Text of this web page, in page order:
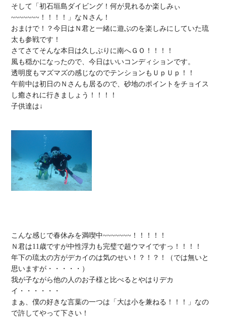
そして「初石垣島ダイビング！何が見れるか楽しみぃ
~~~~~~~！！！！」なＮさん！
おまけで！？今日はＮ君と一緒に遊ぶのを楽しみにしていた琉
太も参戦です！
さてさてそんな本日は久しぶりに南へＧＯ！！！！
風も穏かになったので、今日はいいコンディションです。
透明度もマズマズの感じなのでテンションもＵｐＵｐ！！
午前中は初日のＮさんも居るので、砂地のポイントをチョイス
し癒されに行きましょう！！！！
子供達は↓
こんな感じで春休みを満喫中~~~~~~~！！！！！
Ｎ君は11歳ですが中性浮力も完璧で超ウマイですっ！！！！
年下の琉太の方がデカイのは気のせい！？！？！（では無いと
思いますが・・・・・）
我が子ながら他の人のお子様と比べるとやはりデカ
イ・・・・・・
まぁ、僕の好きな言葉の一つは「大は小を兼ねる！！！」なの
で許してやって下さい！